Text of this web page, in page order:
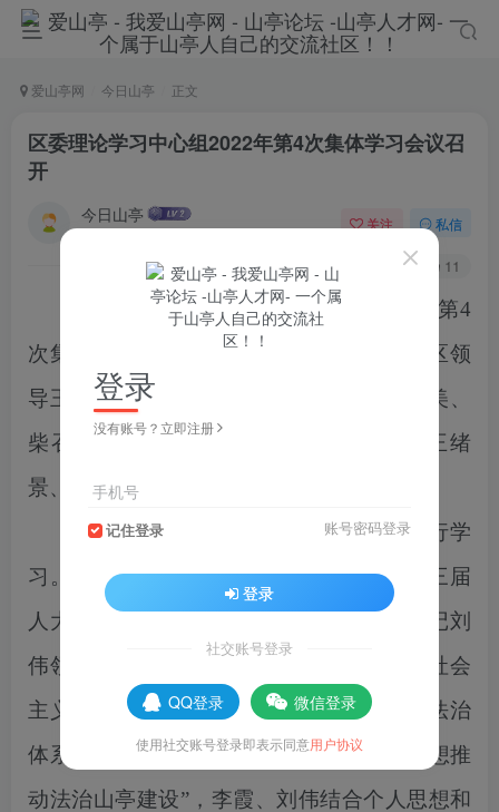
爱山亭网 今日山亭 正文
区委理论学习中心组2022年第4次集体学习会议召
开
今日山亭
4年前发布
关注 私信
29 11
4月13日，区委理论学习中心组2022年第4
次集体学习会议在区委常委会议室召开。区领
导王德海、刘洪鹏、李霞、李洪波、宋绪美、
柴召芹、齐健、王彪、张铁译、周琪、王绪
景、刘伟参加。
会议采取自学、领学相结合的方式进行学
习。区人大常委会主任李霞领学了全国十三届
人大五次会议精神；区委常委、政法委书记刘
伟领学了《习近平：坚定不移走中国特色社会
主义法治道路 更好推进中国特色社会主义法治
体系建设》；围绕”如何利用习近平法治思想推
动法治山亭建设”，李霞、刘伟结合个人思想和
登录
没有账号？立即注册
手机号
记住登录 账号密码登录
登录
社交账号登录
QQ登录 微信登录
使用社交账号登录即表示同意用户协议